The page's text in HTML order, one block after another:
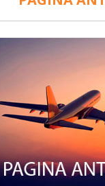
SEGURO DE SEPELIOS